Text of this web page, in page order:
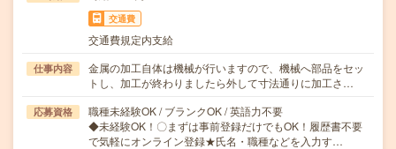
交通費
交通費規定内支給
仕事内容
金属の加工自体は機械が行いますので、機械へ部品をセッ
トし、加工が終わりましたら外して寸法通りに加工さ…
応募資格
職種未経験OK / ブランクOK / 英語力不要
◆未経験OK！〇まずは事前登録だけでもOK！履歴書不要
で気軽にオンライン登録★氏名・職種などを入力す…